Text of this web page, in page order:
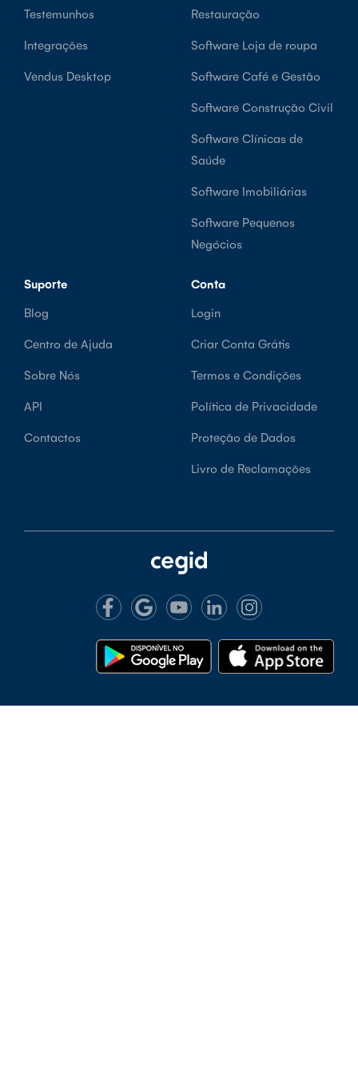
Testemunhos
Integrações
Vendus Desktop
Restauração
Software Loja de roupa
Software Café e Gestão
Software Construção Civil
Software Clínicas de
Saúde
Software Imobiliárias
Software Pequenos
Negócios
Suporte
Blog
Centro de Ajuda
Sobre Nós
API
Contactos
Conta
Login
Criar Conta Grátis
Termos e Condições
Política de Privacidade
Proteção de Dados
Livro de Reclamações